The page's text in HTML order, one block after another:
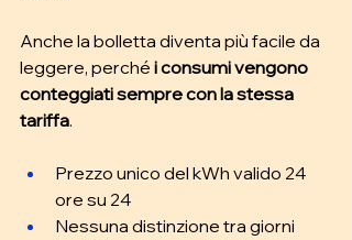
Anche la bolletta diventa più facile da
leggere, perché i consumi vengono
conteggiati sempre con la stessa
tariffa.
Prezzo unico del kWh valido 24
ore su 24
Nessuna distinzione tra giorni